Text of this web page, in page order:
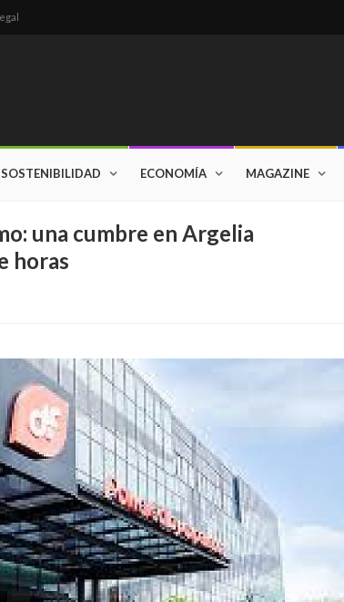
SOSTENIBILIDAD ECONOMÍA MAGAZINE
una cumbre en Argelia
horas